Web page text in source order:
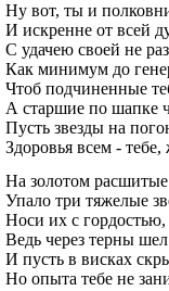
Ну вот, ты и
И искренне от всей
С удачею своей не
Как минимум до
Чтоб подчиненные
А старшие по шапке
Пусть звезды на
Здоровья всем -
На золотом
Упало три тяжелые
Носи их с гордостью,
Ведь через терны
И пусть в висках
Но опыта тебе не